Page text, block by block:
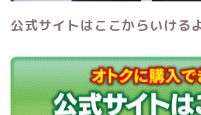
公式サイトはここからいける